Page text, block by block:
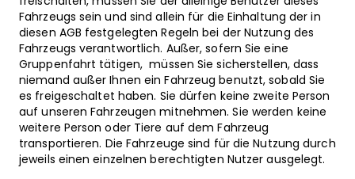
Fahrzeugs sein und sind allein für die Einhaltung der in
diesen AGB festgelegten Regeln bei der Nutzung des
Fahrzeugs verantwortlich. Außer, sofern Sie eine
Gruppenfahrt tätigen, müssen Sie sicherstellen, dass
niemand außer Ihnen ein Fahrzeug benutzt, sobald Sie
es freigeschaltet haben. Sie dürfen keine zweite Person
auf unseren Fahrzeugen mitnehmen. Sie werden keine
weitere Person oder Tiere auf dem Fahrzeug
transportieren. Die Fahrzeuge sind für die Nutzung durch
jeweils einen einzelnen berechtigten Nutzer ausgelegt.